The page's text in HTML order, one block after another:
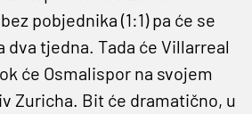
pobjednika (1:1) pa će se
dva tjedna. Tada će Villarreal
će Osmalispor na svojem
Zuricha. Bit će dramatično, u